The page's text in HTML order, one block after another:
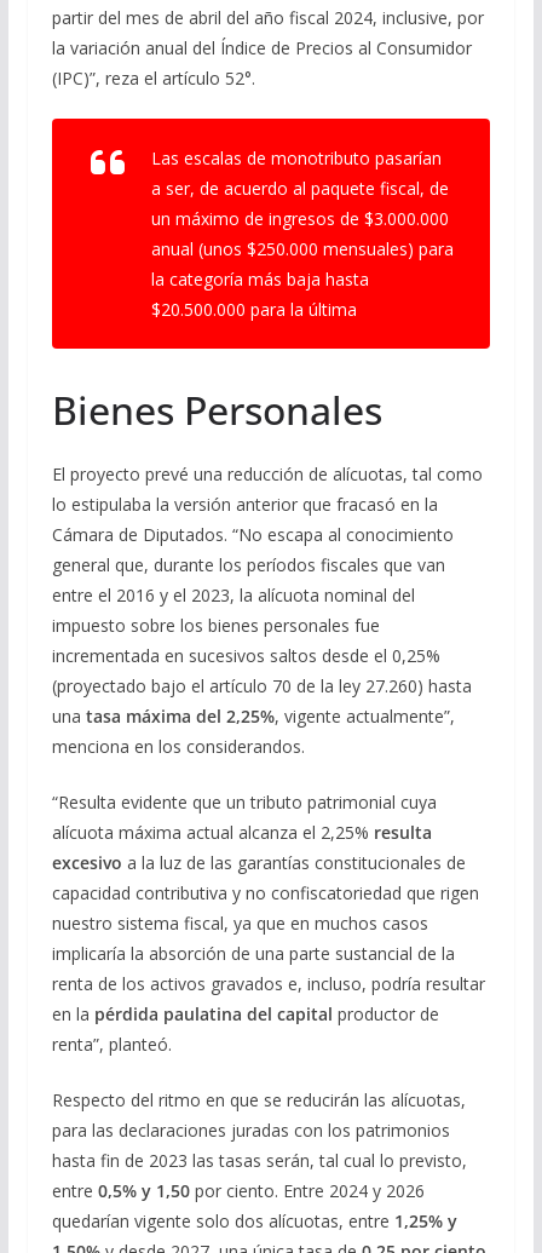
partir del mes de abril del año fiscal 2024, inclusive, por
la variación anual del Índice de Precios al Consumidor
(IPC)”, reza el artículo 52°.
Las escalas de monotributo pasarían
a ser, de acuerdo al paquete fiscal, de
un máximo de ingresos de $3.000.000
anual (unos $250.000 mensuales) para
la categoría más baja hasta
$20.500.000 para la última
Bienes Personales
El proyecto prevé una reducción de alícuotas, tal como
lo estipulaba la versión anterior que fracasó en la
Cámara de Diputados. “No escapa al conocimiento
general que, durante los períodos fiscales que van
entre el 2016 y el 2023, la alícuota nominal del
impuesto sobre los bienes personales fue
incrementada en sucesivos saltos desde el 0,25%
(proyectado bajo el artículo 70 de la ley 27.260) hasta
una tasa máxima del 2,25%, vigente actualmente”,
menciona en los considerandos.
“Resulta evidente que un tributo patrimonial cuya
alícuota máxima actual alcanza el 2,25% resulta
excesivo a la luz de las garantías constitucionales de
capacidad contributiva y no confiscatoriedad que rigen
nuestro sistema fiscal, ya que en muchos casos
implicaría la absorción de una parte sustancial de la
renta de los activos gravados e, incluso, podría resultar
en la pérdida paulatina del capital productor de
renta”, planteó.
Respecto del ritmo en que se reducirán las alícuotas,
para las declaraciones juradas con los patrimonios
hasta fin de 2023 las tasas serán, tal cual lo previsto,
entre 0,5% y 1,50por ciento. Entre 2024 y 2026
quedarían vigente solo dos alícuotas, entre 1,25% y